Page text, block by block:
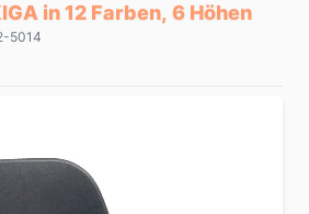
in 12 Farben, 6 Höhen
5014